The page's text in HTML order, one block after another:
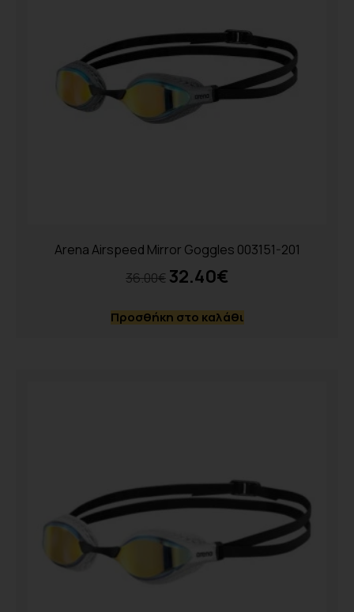
Arena Airspeed Mirror Goggles 003151-201
36.00€ 32.40€
Προσθήκη στο καλάθι